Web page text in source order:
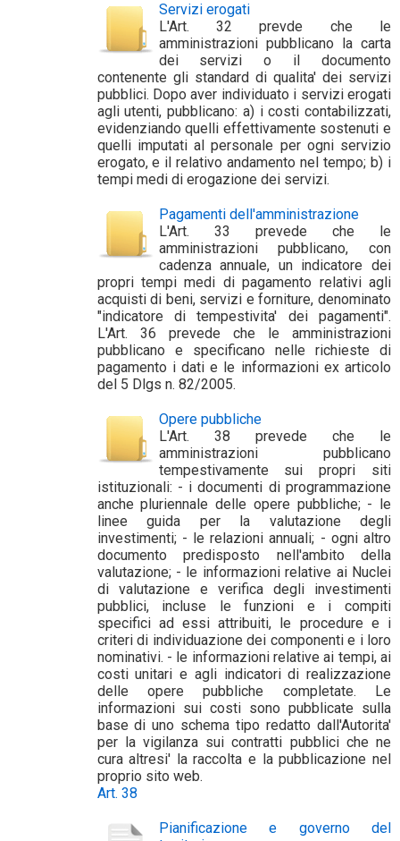
Servizi erogati
L'Art. 32 prevde che le
amministrazioni pubblicano la carta
dei servizi o il documento
contenente gli standard di qualita' dei servizi
pubblici. Dopo aver individuato i servizi erogati
agli utenti, pubblicano: a) i costi contabilizzati,
evidenziando quelli effettivamente sostenuti e
quelli imputati al personale per ogni servizio
erogato, e il relativo andamento nel tempo; b) i
tempi medi di erogazione dei servizi.
Pagamenti dell'amministrazione
L'Art. 33 prevede che le
amministrazioni pubblicano, con
cadenza annuale, un indicatore dei
propri tempi medi di pagamento relativi agli
acquisti di beni, servizi e forniture, denominato
"indicatore di tempestivita' dei pagamenti".
L'Art. 36 prevede che le amministrazioni
pubblicano e specificano nelle richieste di
pagamento i dati e le informazioni ex articolo
del 5 Dlgs n. 82/2005.
Opere pubbliche
L'Art. 38 prevede che le
amministrazioni pubblicano
tempestivamente sui propri siti
istituzionali: - i documenti di programmazione
anche pluriennale delle opere pubbliche; - le
linee guida per la valutazione degli
investimenti; - le relazioni annuali; - ogni altro
documento predisposto nell'ambito della
valutazione; - le informazioni relative ai Nuclei
di valutazione e verifica degli investimenti
pubblici, incluse le funzioni e i compiti
specifici ad essi attribuiti, le procedure e i
criteri di individuazione dei componenti e i loro
nominativi. - le informazioni relative ai tempi, ai
costi unitari e agli indicatori di realizzazione
delle opere pubbliche completate. Le
informazioni sui costi sono pubblicate sulla
base di uno schema tipo redatto dall'Autorita'
per la vigilanza sui contratti pubblici che ne
cura altresi' la raccolta e la pubblicazione nel
proprio sito web.
Art. 38
Pianificazione e governo del